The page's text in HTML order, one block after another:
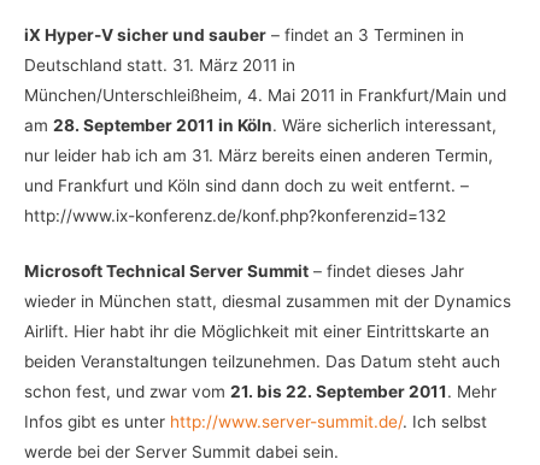
iX Hyper-V sicher und sauber – findet an 3 Terminen in
Deutschland statt. 31. März 2011 in
München/Unterschleißheim, 4. Mai 2011 in Frankfurt/Main und
am 28. September 2011 in Köln. Wäre sicherlich interessant,
nur leider hab ich am 31. März bereits einen anderen Termin,
und Frankfurt und Köln sind dann doch zu weit entfernt. –
http://www.ix-konferenz.de/konf.php?konferenzid=132
Microsoft Technical Server Summit – findet dieses Jahr
wieder in München statt, diesmal zusammen mit der Dynamics
Airlift. Hier habt ihr die Möglichkeit mit einer Eintrittskarte an
beiden Veranstaltungen teilzunehmen. Das Datum steht auch
schon fest, und zwar vom 21. bis 22. September 2011. Mehr
Infos gibt es unter http://www.server-summit.de/. Ich selbst
werde bei der Server Summit dabei sein.